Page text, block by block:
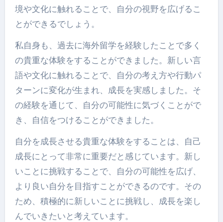
境や文化に触れることで、自分の視野を広げるこ
とができるでしょう。
私自身も、過去に海外留学を経験したことで多く
の貴重な体験をすることができました。新しい言
語や文化に触れることで、自分の考え方や行動パ
ターンに変化が生まれ、成長を実感しました。そ
の経験を通じて、自分の可能性に気づくことがで
き、自信をつけることができました。
自分を成長させる貴重な体験をすることは、自己
成長にとって非常に重要だと感じています。新し
いことに挑戦することで、自分の可能性を広げ、
より良い自分を目指すことができるのです。その
ため、積極的に新しいことに挑戦し、成長を楽し
んでいきたいと考えています。